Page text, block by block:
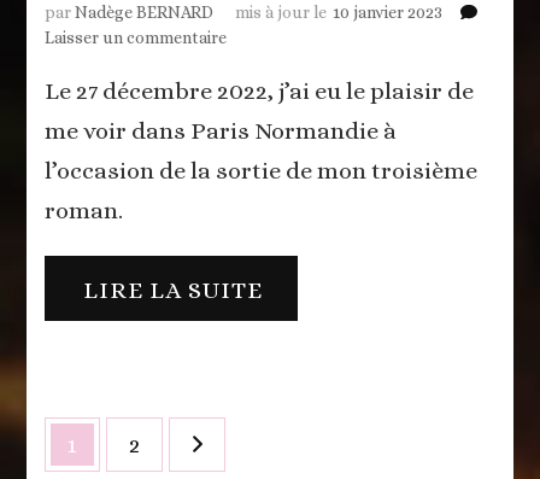
parNadège BERNARD mis à jour le 10 janvier 2023
Laisser un commentairesur
parution
Paris
Normandie
Le 27 décembre 2022, j’ai eu le plaisir de
me voir dans Paris Normandie à
l’occasion de la sortie de mon troisième
roman.
LIRE LA SUITE
Navigation
Page
1 Page
2